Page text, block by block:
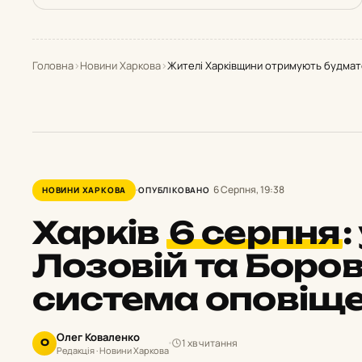
Головна›Новини Харкова›Жителі Харківщини отримують
НОВИНИ ХАРКОВА ОПУБЛІКОВАНО 6 Серпня, 19:38
Харків 6 серпня:
Лозовій та
система
О Олег Коваленко
Редакція · Новини Харкова
1 хв читання